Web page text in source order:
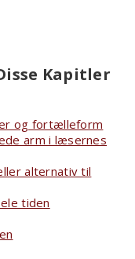
Kapitler
og fortælleform
arm i læsernes
alternativ til
tiden